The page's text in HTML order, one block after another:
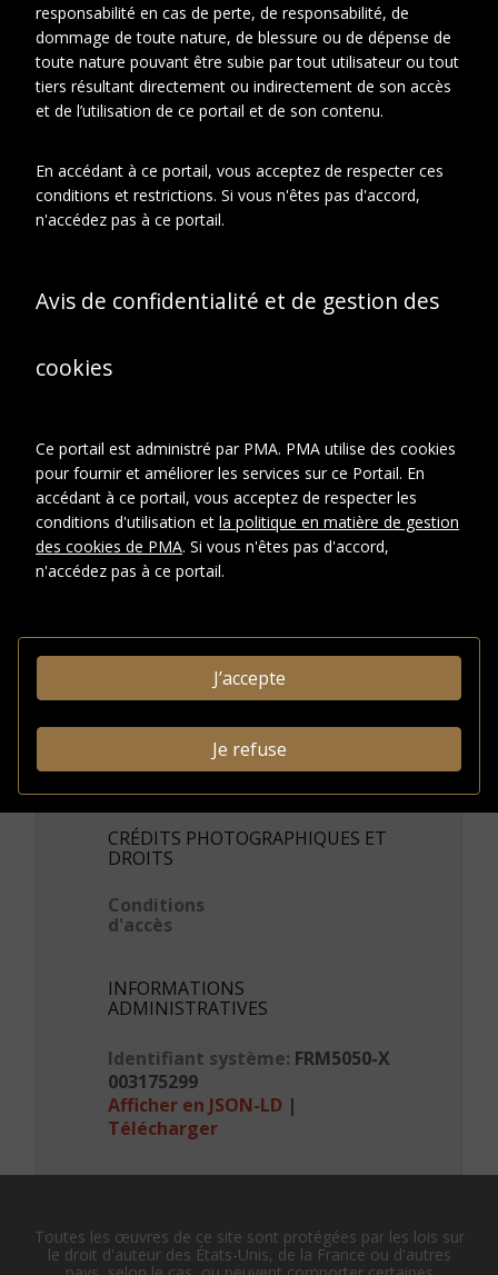
Villon, Jacques
Villon (née Boeuf),
Gabrielle (1879-1968)
À propos de cet objet En relation
Villon, Raymond Duchamp-Villon,
Suzanne Duchamp.
Série:
Archives photographiques
Sous-série:
Portraits de Jacques
Villon, de son entourage et
vues d'ateliers entre 1934 et
1962.
Dossier:
entourage, entre 1938 et
1960.
DESCRIPTION
document
Photographies
CRÉDITS PHOTOGRAPHIQUES ET
DROITS
Conditions
d'accès
INFORMATIONS
ADMINISTRATIVES
Identifiant système: FRM5050-X
003175299
Afficher en JSON-LD |
Télécharger
Toutes les œuvres de ce site sont protégées par les lois sur
le droit d'auteur des États-Unis, de la France ou d'autres
responsabilité en cas de perte, de responsabilité, de
dommage de toute nature, de blessure ou de dépense de
toute nature pouvant être subie par tout utilisateur ou tout
tiers résultant directement ou indirectement de son accès
et de l’utilisation de ce portail et de son contenu.
En accédant à ce portail, vous acceptez de respecter ces
conditions et restrictions. Si vous n'êtes pas d'accord,
n'accédez pas à ce portail.
Avis de confidentialité et de gestion des
cookies
Ce portail est administré par PMA. PMA utilise des cookies
pour fournir et améliorer les services sur ce Portail. En
accédant à ce portail, vous acceptez de respecter les
conditions d'utilisation et la politique en matière de gestion
des cookies de PMA. Si vous n'êtes pas d'accord,
n'accédez pas à ce portail.
J’accepte
Je refuse